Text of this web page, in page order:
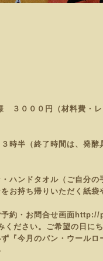
３０００円（材料費・
３時半（終了時間は、発酵
・ハンドタオル（ご自分の
お持ち帰りいただく紙袋
予約・お問合せ画面 http://
ください。 ご希望の日に
『今月のパン・ウールロ